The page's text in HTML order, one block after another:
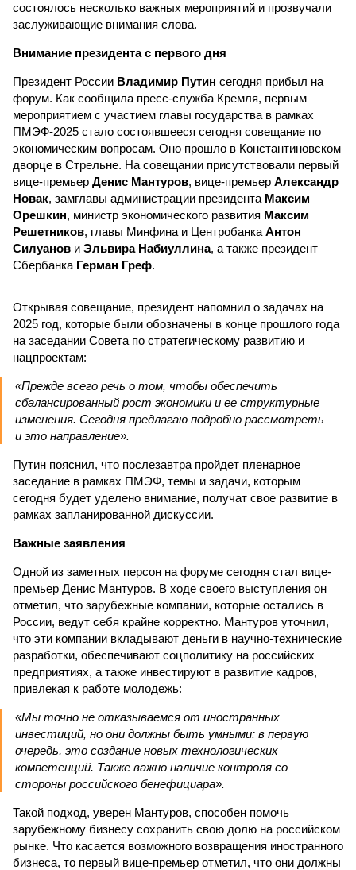
состоялось несколько важных мероприятий и прозвучали
заслуживающие внимания слова.
Внимание президента с первого дня
Президент России Владимир Путин сегодня прибыл на
форум. Как сообщила пресс-служба Кремля, первым
мероприятием с участием главы государства в рамках
ПМЭФ-2025 стало состоявшееся сегодня совещание по
экономическим вопросам. Оно прошло в Константиновском
дворце в Стрельне. На совещании присутствовали первый
вице-премьер Денис Мантуров, вице-премьер Александр
Новак, замглавы администрации президента Максим
Орешкин, министр экономического развития Максим
Решетников, главы Минфина и Центробанка Антон
Силуанов и Эльвира Набиуллина, а также президент
Сбербанка Герман Греф.
Открывая совещание, президент напомнил о задачах на
2025 год, которые были обозначены в конце прошлого года
на заседании Совета по стратегическому развитию и
нацпроектам:
«Прежде всего речь о том, чтобы обеспечить
сбалансированный рост экономики и ее структурные
изменения. Сегодня предлагаю подробно рассмотреть
и это направление».
Путин пояснил, что послезавтра пройдет пленарное
заседание в рамках ПМЭФ, темы и задачи, которым
сегодня будет уделено внимание, получат свое развитие в
рамках запланированной дискуссии.
Важные заявления
Одной из заметных персон на форуме сегодня стал вице-
премьер Денис Мантуров. В ходе своего выступления он
отметил, что зарубежные компании, которые остались в
России, ведут себя крайне корректно. Мантуров уточнил,
что эти компании вкладывают деньги в научно-технические
разработки, обеспечивают соцполитику на российских
предприятиях, а также инвестируют в развитие кадров,
привлекая к работе молодежь:
«Мы точно не отказываемся от иностранных
инвестиций, но они должны быть умными: в первую
очередь, это создание новых технологических
компетенций. Также важно наличие контроля со
стороны российского бенефициара».
Такой подход, уверен Мантуров, способен помочь
зарубежному бизнесу сохранить свою долю на российском
рынке. Что касается возможного возвращения иностранного
бизнеса, то первый вице-премьер отметил, что они должны